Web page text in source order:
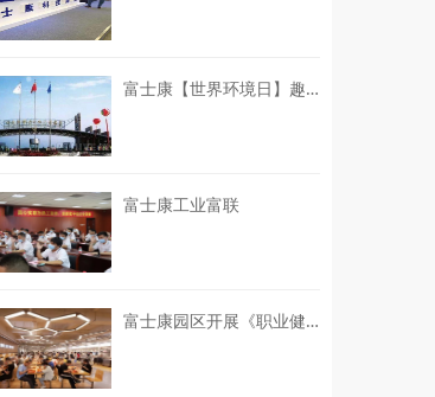
富士康【世界环境日】趣践环保初心，赋能企业绿色ESG发展
富士康工业富联
富士康园区开展《职业健康监护技术规范》GBZ188-2025解读专项培训